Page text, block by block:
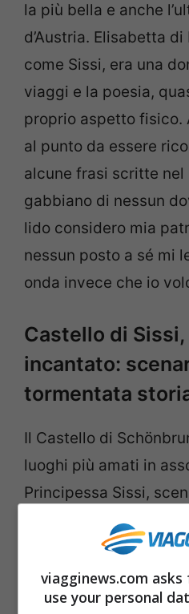
la più bella e anche
d’Austria. Elisabetta
come Sissi, era una
viaggi e la poesia,
proprio aspetto fisico.
al punto da essere
alcune frasi scritte nel
gabbiano di nessun
lido considero mia
nessun posto a sé mi
onda invece che io
Castello di
incantato:
tormentata
Il Castello di
luoghi più amati in
Principessa Sissi,
della tormentata storia
marito Francesco
infatti, ci fu il primo
Sala delle Cerimonie,
viagginews.com
use your personal